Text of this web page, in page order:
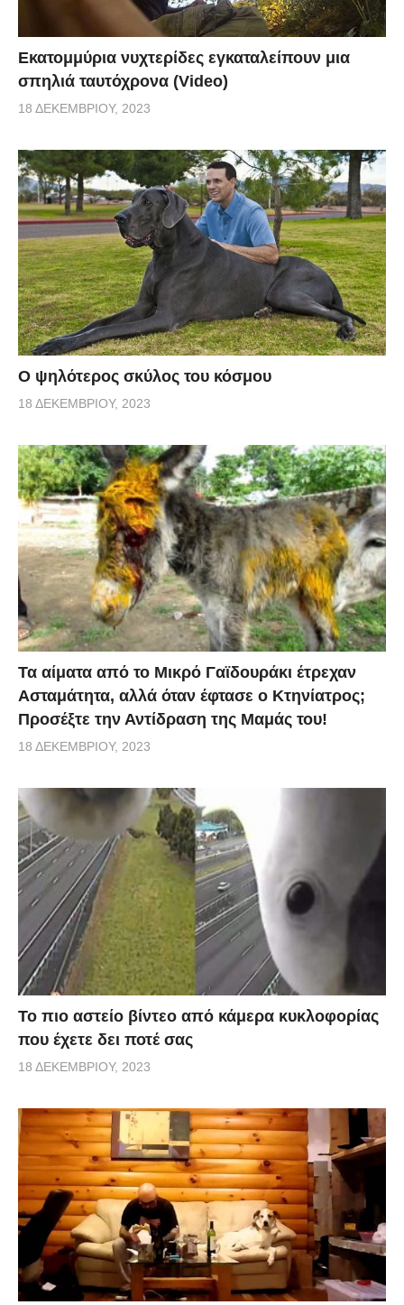
Εκατομμύρια νυχτερίδες εγκαταλείπουν μια
σπηλιά ταυτόχρονα (Video)
18 ΔΕΚΕΜΒΡΊΟΥ, 2023
Ο ψηλότερος σκύλος του κόσμου
18 ΔΕΚΕΜΒΡΊΟΥ, 2023
Τα αίματα από το Μικρό Γαϊδουράκι έτρεχαν
Ασταμάτητα, αλλά όταν έφτασε ο Κτηνίατρος;
Προσέξτε την Αντίδραση της Μαμάς του!
18 ΔΕΚΕΜΒΡΊΟΥ, 2023
Το πιο αστείο βίντεο από κάμερα κυκλοφορίας
που έχετε δει ποτέ σας
18 ΔΕΚΕΜΒΡΊΟΥ, 2023